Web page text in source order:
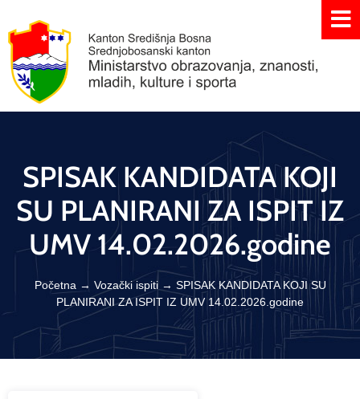
SPISAK KANDIDATA KOJI
SU PLANIRANI ZA ISPIT IZ
UMV 14.02.2026.godine
Početna → Vozački ispiti→ SPISAK KANDIDATA KOJI SU
PLANIRANI ZA ISPIT IZ UMV 14.02.2026.godine